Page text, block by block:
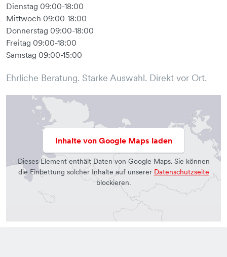
Dienstag 09:00-18:00
Mittwoch 09:00-18:00
Donnerstag 09:00-18:00
Freitag 09:00-18:00
Samstag 09:00-15:00
Ehrliche Beratung. Starke Auswahl. Direkt vor Ort.
Inhalte von Google Maps laden
Dieses Element enthält Daten von Google Maps. Sie können
die Einbettung solcher Inhalte auf unserer Datenschutzseite
blockieren.